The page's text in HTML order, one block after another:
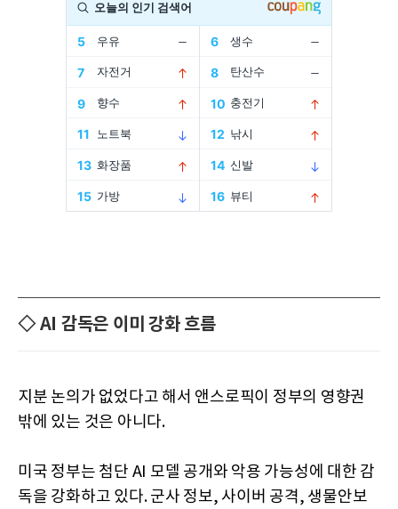
◇ AI 감독은 이미 강화 흐름
지분 논의가 없었다고 해서 앤스로픽이 정부의 영향권
밖에 있는 것은 아니다.
미국 정부는 첨단 AI 모델 공개와 악용 가능성에 대한 감
독을 강화하고 있다. 군사 정보, 사이버 공격, 생물안보